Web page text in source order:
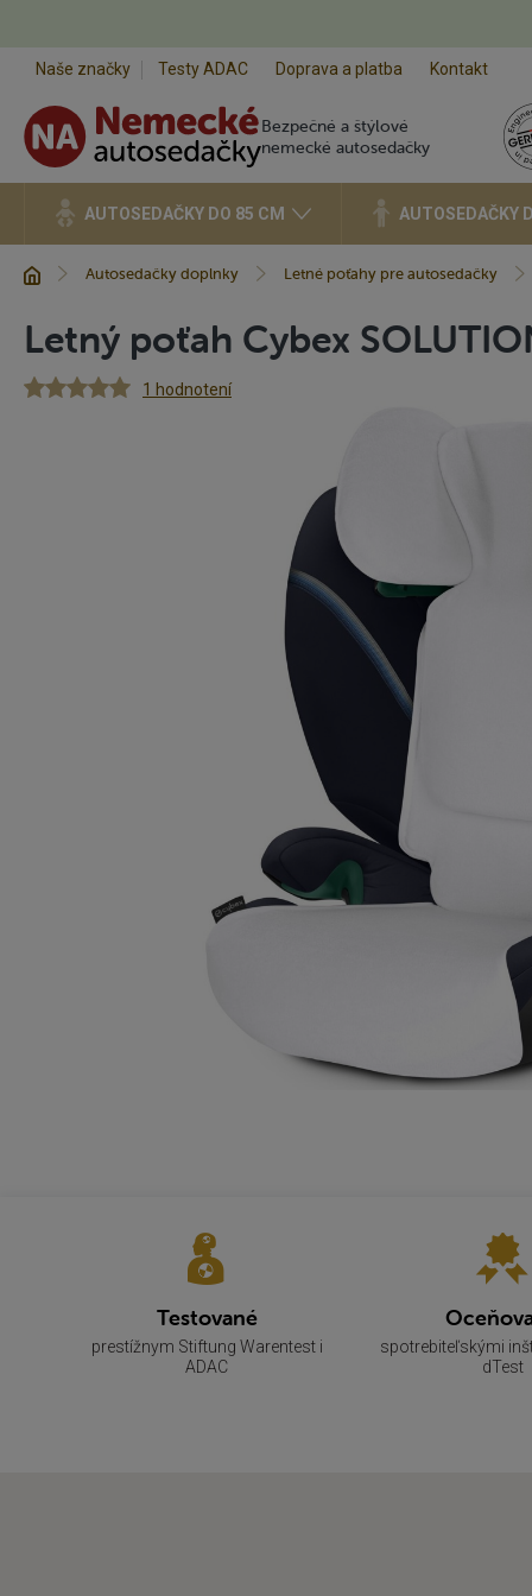
Naše značky Testy ADAC Doprava a platba Kontakt
Bezpečné a štýlové
nemecké autosedačky
AUTOSEDAČKY DO 85 CM AUTOSEDAČKY
Nachádzate
v:
Úvod Autosedačky doplnky Letné poťahy pre autosedačky
Letný poťah Cybex
1 hodnotení
Testované
prestížnym Stiftung Warentest i
ADAC
spotrebiteľskými
dTest